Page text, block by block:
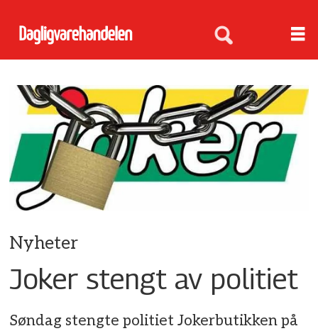
Nyheter
Joker stengt av politiet
Søndag stengte politiet Jokerbutikken på